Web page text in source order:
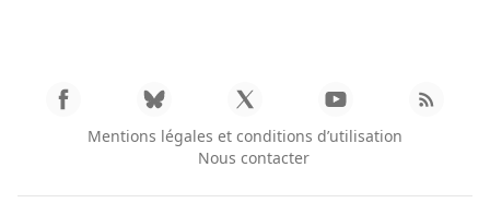
Mentions légales et conditions d’utilisation
Nous contacter